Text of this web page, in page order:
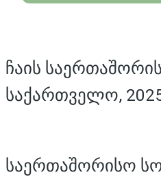
ჩაის
საქართველო,
საერთაშორისო